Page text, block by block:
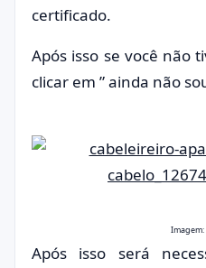
certificado.
Após isso se você não
clicar em ” ainda não
Após isso será